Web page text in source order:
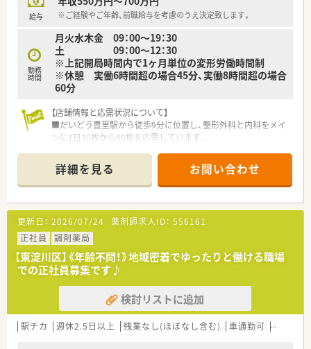
頼できるドクターとのご縁を優先して質の高い医療を提供しま
■管理栄養士による栄養相談会や検体測定室の導入など、処方箋
がなくても地域住民が気軽に相談できる健康拠点を構築してい
ます。
【求人情報について】
経験やスキルを十分に考慮して最終的な提示額を決定します。
■昇給は年に1回あり賞与も年に2回しっかり支給されるため、
目標を持って着実にステップアップできる給与体系が整ってい
ます。
■住宅補助はありませんが、薬剤師手当や管理職手当などの各種
手当が充実しており、毎月の安定した収入を得ることが可能で
す。
【勤務実態について】
■全店舗の平均残業時間は月10時間未満と非常に短く、効率的
なシフト調整によって業務後のプライベートも大切にできる環
境です。
■年間休日は123日と業界トップクラスの多さを誇り、有給休暇
も年間平均で11日以上取得するなど非常に休みやすい職場で
す。
■産休や育休からの復帰率は100パーセントを維持しており、ラ
イフステージが変化しても柔軟に働き続けられる体制が整って
います。
給与 ※ご経験やご年齢、前職給与を考慮のうえ決定致します。
勤務
時間
月火水木金 09：00～19：30
土 09：00～12：30
※上記開局時間内で1ヶ月単位の変形労働時間制
※休憩 実働6時間超の場合45分、実働8時間超の場合
60分
【店舗情報と応需状況について】
■だいどう豊里駅から徒歩9分に位置し、整形外科と内科をメイ
ンに1日30枚から40枚を応需しています。
在宅業務をバランスよく分担しています。
■2020年開局の比較的新しく綺麗な店舗で、近隣の広域病院か
らの処方箋も積極的に受け入れています。
【募集背景と求める人物像について】
■欠員補充に伴う急募案件であり、周囲と協力しながら能動的に
店舗運営を支えてくださる方を求めています。
■在宅業務に注力しているため、車の運転が可能でフットワーク
軽く業務に取り組める方を歓迎しています。
■入社半年以内の認定薬剤師取得が必須ですが、取得支援制度を
活用して意欲的に学べる方を募集しています。
【法人特徴について】
■大阪を中心に34店舗を展開する成長企業で、女性社長ならで
詳細を見る お問い合わせ
更新日： 2026/07/24 薬剤師求人ID： 556161
正社員
調剤薬局
【東淀川区】《年齢不問！》地域密着でゆったりと働ける職場
での正社員募集です♪
検討リストに追加
駅チカ 週休2.5日以上 残業なし(ほぼなし含む) 車通勤可 高給与